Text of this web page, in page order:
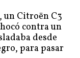
un Citroën C3
contra un
desde
para pasar